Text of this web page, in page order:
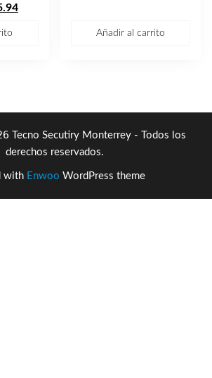
El
Añadir al carrito
Tecno Secutiry Monterrey - Todos los
derechos reservados.
with Enwoo WordPress theme